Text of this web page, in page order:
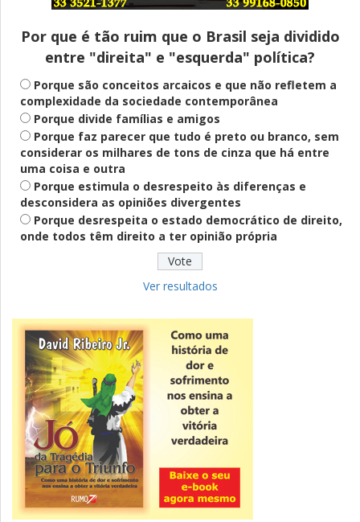
Saúde Mental
Plataforma oferece escuta em saúde
mental para jovens no SUS Digital
Definido
PT lança Patrus Ananias como candidato
ao governo de Minas Gerais
Fies: pré-selecionados têm até terça
para complementar informações
Novidade
CNPJ alfanumérico começa a ser emitido
nesta sexta
ver todas »
Por que é tão ruim que o Brasil seja dividido
entre "direita" e "esquerda" política?
Porque são conceitos arcaicos e que não refletem a
complexidade da sociedade contemporânea
Porque divide famílias e amigos
Porque faz parecer que tudo é preto ou branco, sem
considerar os milhares de tons de cinza que há entre
uma coisa e outra
Porque estimula o desrespeito às diferenças e
desconsidera as opiniões divergentes
Porque desrespeita o estado democrático de direito,
onde todos têm direito a ter opinião própria
Ver resultados